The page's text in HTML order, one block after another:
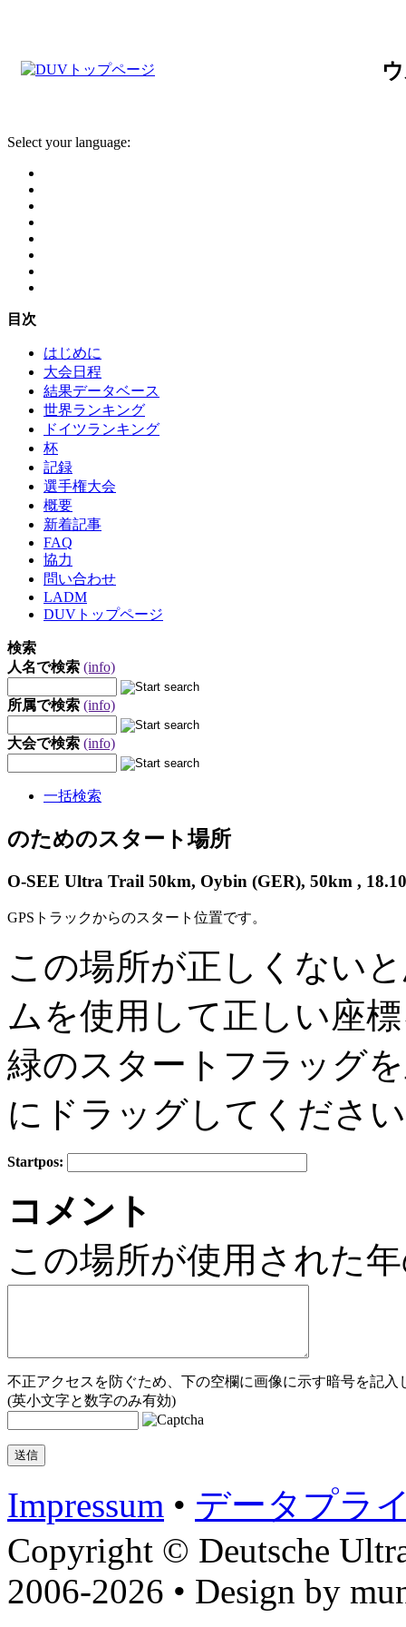
Select your language:
目次
はじめに
大会日程
結果データベース
世界ランキング
ドイツランキング
杯
記録
選手権大会
概要
新着記事
FAQ
協力
問い合わせ
LADM
DUVトップページ
検索
人名で検索 (info)
所属で検索 (info)
大会で検索 (info)
一括検索
のためのスタート場所
O-SEE Ultra Trail 50km, Oybin (GER), 50km ,
GPSトラックからのスタート位置です。
+
この場所が正しくない
ムを使用して正しい座
緑のスタートフラッグ
にドラッグしてくださ
Startpos:
コメント
この場所が使用された
不正アクセスを防ぐため、下の空欄に画像に示す暗号を記入
(英小文字と数字のみ有効)
Impressum • データプラ
Copyright © Deutsche
2006-2026 • Design by